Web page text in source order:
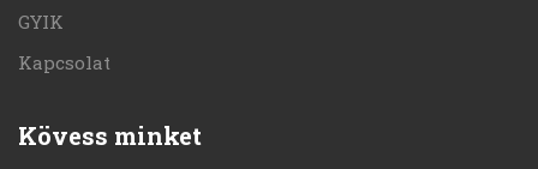
GYIK
Kapcsolat
Kövess minket